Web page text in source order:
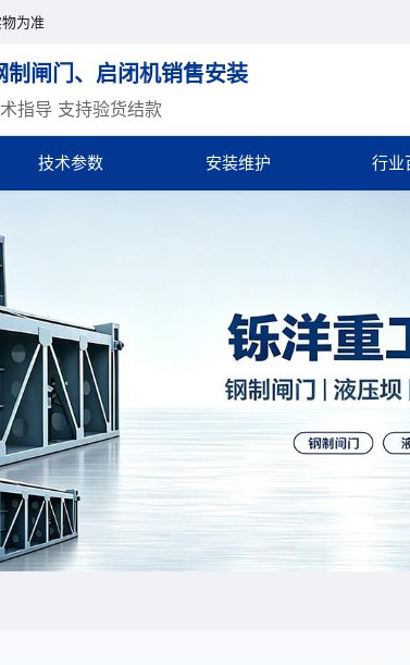
为准
制闸门、启闭机销售安装
指导 支持验货结款
技术参数 安装维护 行业